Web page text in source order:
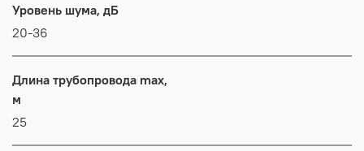
Уровень шума, дБ
20-36
Длина трубопровода max,
м
25